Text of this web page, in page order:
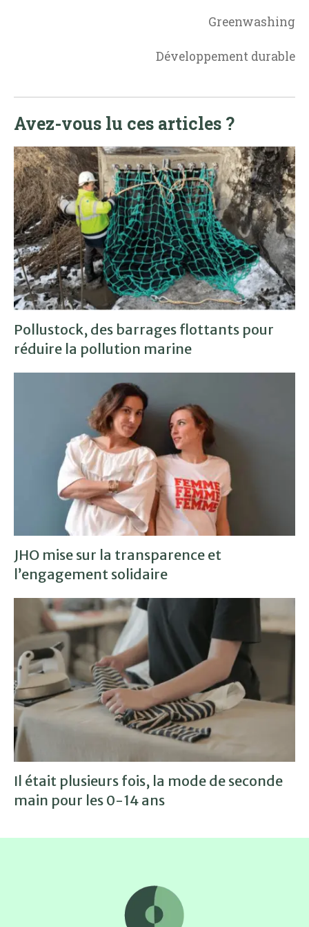
Greenwashing
Développement durable
Avez-vous lu ces articles ?
Pollustock, des barrages flottants pour
réduire la pollution marine
JHO mise sur la transparence et
l’engagement solidaire
Il était plusieurs fois, la mode de seconde
main pour les 0-14 ans